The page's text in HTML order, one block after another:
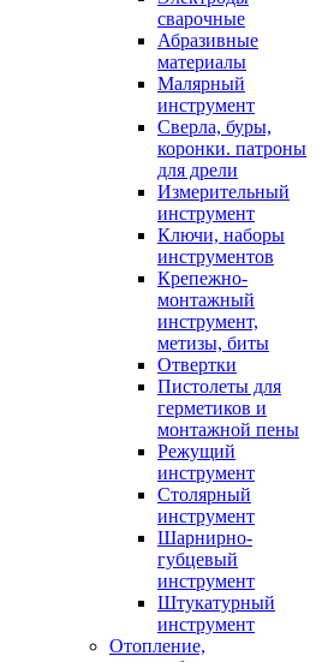
сварочные
Абразивные
материалы
Малярный
инструмент
Сверла, буры,
коронки. патроны
для дрели
Измерительный
инструмент
Ключи, наборы
инструментов
Крепежно-
монтажный
инструмент,
метизы, биты
Отвертки
Пистолеты для
герметиков и
монтажной пены
Режущий
инструмент
Столярный
инструмент
Шарнирно-
губцевый
инструмент
Штукатурный
инструмент
Отопление,